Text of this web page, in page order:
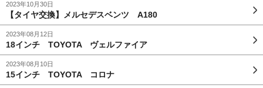
2023年10月30日
【タイヤ交換】メルセデスベンツ A180
2023年08月12日
18インチ TOYOTA ヴェルファイア
2023年08月10日
15インチ TOYOTA コロナ